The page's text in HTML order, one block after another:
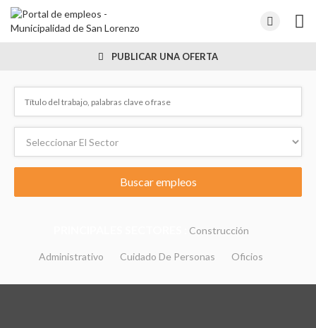
PUBLICAR UNA OFERTA
Construcción
Administrativo Cuidado De Personas Oficios